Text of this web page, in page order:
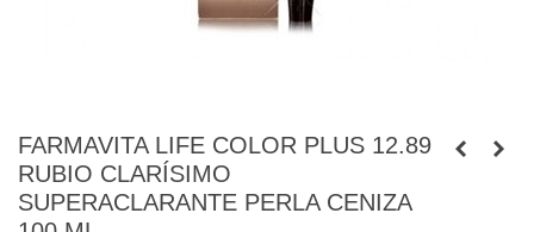
FARMAVITA LIFE COLOR PLUS 12.89
RUBIO CLARÍSIMO
SUPERACLARANTE PERLA CENIZA